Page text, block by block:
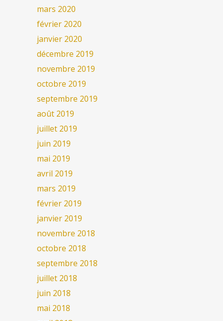
mars 2020
février 2020
janvier 2020
décembre 2019
novembre 2019
octobre 2019
septembre 2019
août 2019
juillet 2019
juin 2019
mai 2019
avril 2019
mars 2019
février 2019
janvier 2019
novembre 2018
octobre 2018
septembre 2018
juillet 2018
juin 2018
mai 2018